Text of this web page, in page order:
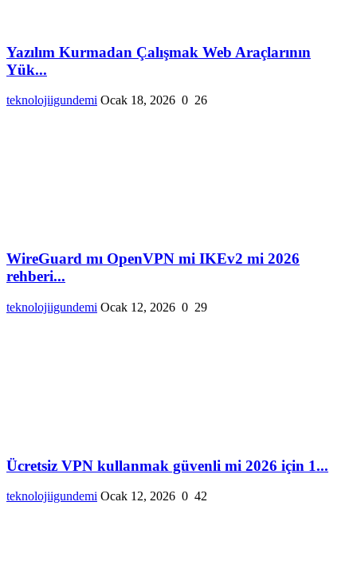
Yazılım Kurmadan Çalışmak Web Araçlarının
Yük...
teknolojiigundemi Ocak 18, 2026 0 26
WireGuard mı OpenVPN mi IKEv2 mi 2026
rehberi...
teknolojiigundemi Ocak 12, 2026 0 29
Ücretsiz VPN kullanmak güvenli mi 2026 için 1...
teknolojiigundemi Ocak 12, 2026 0 42